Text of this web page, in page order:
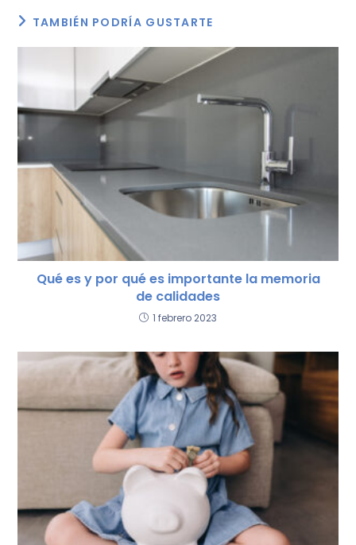
o
o
k
p
p
tir
TAMBIÉN PODRÍA GUSTARTE
Qué es y por qué es importante la memoria
de calidades
1 febrero 2023